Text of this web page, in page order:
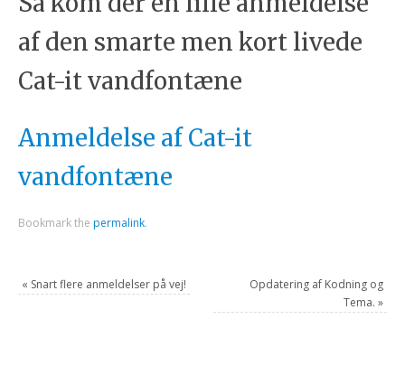
af den smarte men kort livede
Cat-it vandfontæne
Anmeldelse af Cat-it
vandfontæne
Bookmark the permalink.
« Snart flere anmeldelser på vej!
Opdatering af Kodning og
Tema. »